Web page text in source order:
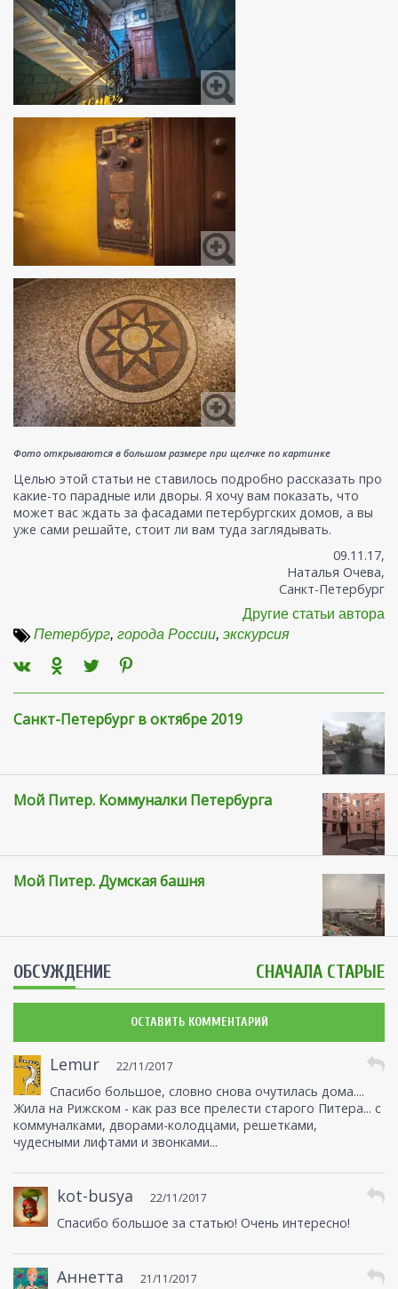
Фото открываются в большом размере при щелчке по картинке
Целью этой статьи не ставилось подробно рассказать про
какие-то парадные или дворы. Я хочу вам показать, что
может вас ждать за фасадами петербургских домов, а вы
уже сами решайте, стоит ли вам туда заглядывать.
09.11.17,
Наталья Очева,
Санкт-Петербург
Другие статьи автора
Петербург, города России, экскурсия
Санкт-Петербург в октябре 2019
Мой Питер. Коммуналки Петербурга
Мой Питер. Думская башня
ОБСУЖДЕНИЕ СНАЧАЛА СТАРЫЕ
ОСТАВИТЬ КОММЕНТАРИЙ
Lemur 22/11/2017
Спасибо большое, словно снова очутилась дома....
Жила на Рижском - как раз все прелести старого Питера... с
коммуналками, дворами-колодцами, решетками,
чудесными лифтами и звонками...
kot-busya 22/11/2017
Спасибо большое за статью! Очень интересно!
Аннетта 21/11/2017